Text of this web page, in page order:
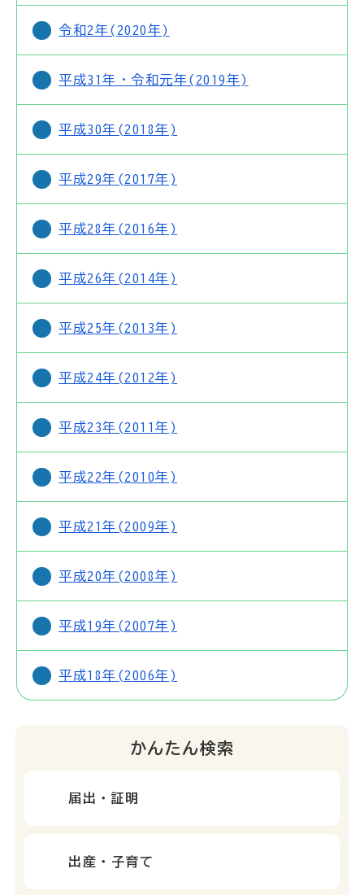
令和2年(2020年)
平成31年・令和元年(2019年)
平成30年(2018年)
平成29年(2017年)
平成28年(2016年)
平成26年(2014年)
平成25年(2013年)
平成24年(2012年)
平成23年(2011年)
平成22年(2010年)
平成21年(2009年)
平成20年(2008年)
平成19年(2007年)
平成18年(2006年)
かんたん検索
届出・証明
出産・子育て